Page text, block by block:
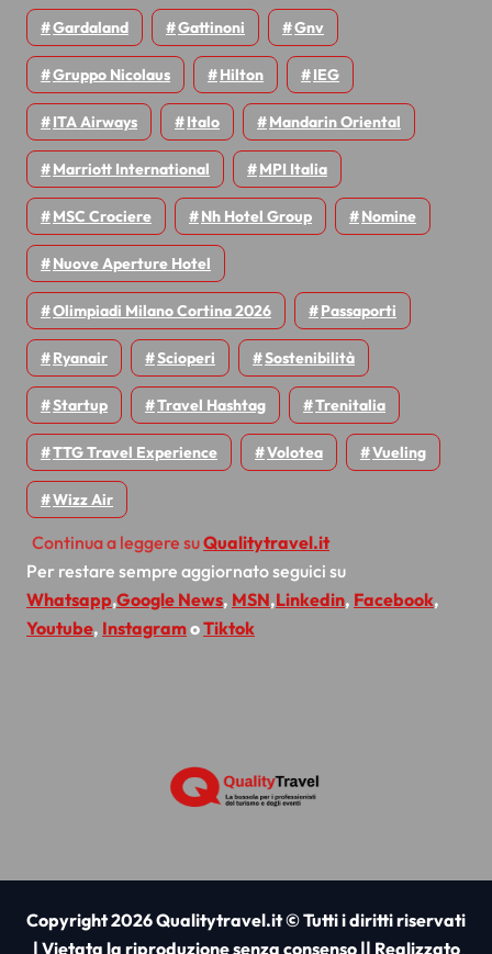
Gardaland Gattinoni Gnv
Gruppo Nicolaus Hilton IEG
ITA Airways Italo Mandarin Oriental
Marriott International MPI Italia
MSC Crociere Nh Hotel Group Nomine
Nuove Aperture Hotel
Olimpiadi Milano Cortina 2026 Passaporti
Ryanair Scioperi Sostenibilità
Startup Travel Hashtag Trenitalia
TTG Travel Experience Volotea Vueling
Wizz Air
Continua a leggere suQualitytravel.it
Per restare sempre aggiornato seguici su
Whatsapp,Google News, MSN,Linkedin, Facebook,
Youtube, InstagramoTiktok
Copyright 2026 Qualitytravel.it © Tutti i diritti riservati
| Vietata la riproduzione senza consenso || Realizzato